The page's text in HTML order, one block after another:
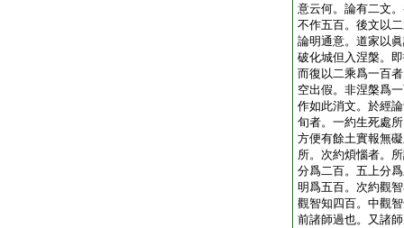
意云何。論有二文
不作五百。後文以
論明通意。道家以
破化城但入涅槃。
而復以二乘爲一百
空出假。非涅槃爲
作如此消文。於經
旬者。一約生死處
方便有餘土實報無
所。次約煩惱者。
分爲二百。五上分
明爲五百。次約觀
觀智知四百。中觀
前諸師過也。又諸